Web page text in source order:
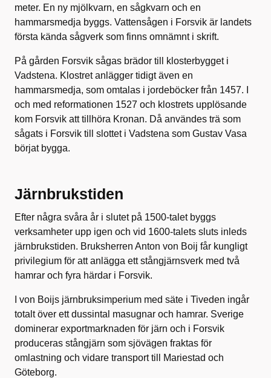
meter. En ny mjölkvarn, en sågkvarn och en
hammarsmedja byggs. Vattensågen i Forsvik är landets
första kända sågverk som finns omnämnt i skrift.
På gården Forsvik sågas brädor till klosterbygget i
Vadstena. Klostret anlägger tidigt även en
hammarsmedja, som omtalas i jordeböcker från 1457. I
och med reformationen 1527 och klostrets upplösande
kom Forsvik att tillhöra Kronan. Då användes trä som
sågats i Forsvik till slottet i Vadstena som Gustav Vasa
börjat bygga.
Järnbrukstiden
Efter några svåra år i slutet på 1500-talet byggs
verksamheter upp igen och vid 1600-talets sluts inleds
järnbrukstiden. Bruksherren Anton von Boij får kungligt
privilegium för att anlägga ett stångjärnsverk med två
hamrar och fyra härdar i Forsvik.
I von Boijs järnbruksimperium med säte i Tiveden ingår
totalt över ett dussintal masugnar och hamrar. Sverige
dominerar exportmarknaden för järn och i Forsvik
produceras stångjärn som sjövägen fraktas för
omlastning och vidare transport till Mariestad och
Göteborg.